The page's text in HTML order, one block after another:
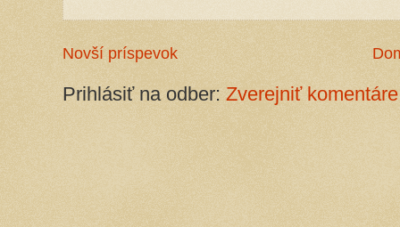
Novší príspevok
Prihlásiť na odber: Zverejniť